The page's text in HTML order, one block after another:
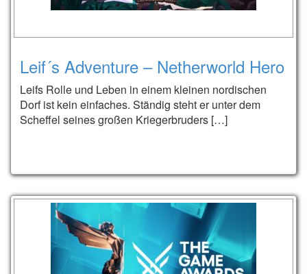
Leif´s Adventure – Netherworld Hero
Leifs Rolle und Leben in einem kleinen nordischen
Dorf ist kein einfaches. Ständig steht er unter dem
Scheffel seines großen Kriegerbruders […]